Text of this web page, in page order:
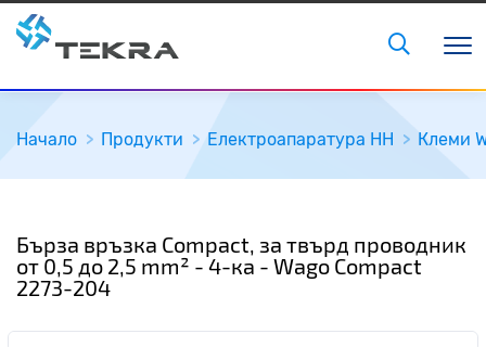
Начало Продукти Електроапаратура НН Клеми
Бърза връзка Compact, за твърд проводник
от 0,5 до 2,5 mm² - 4-ка - Wago Compact
2273-204